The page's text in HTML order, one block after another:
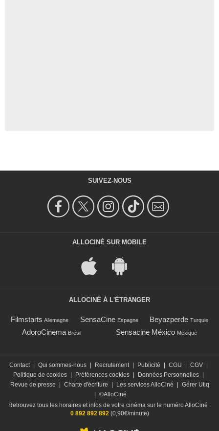
SUIVEZ-NOUS
ALLOCINÉ SUR MOBILE
ALLOCINÉ À L'ÉTRANGER
Filmstarts Allemagne SensaCine Espagne Beyazperde Turquie
AdoroCinema Brésil Sensacine México Mexique
Contact Qui sommes-nous Recrutement Publicité CGU CGV
Politique de cookies
Préférences cookies Données Personnelles
Revue de presse
Charte d'écriture Les services AlloCiné
Gérer Utiq
©AlloCiné
Retrouvez tous les horaires et infos de votre cinéma sur le numéro AlloCiné :
0 892 892 892(0,90€/minute)